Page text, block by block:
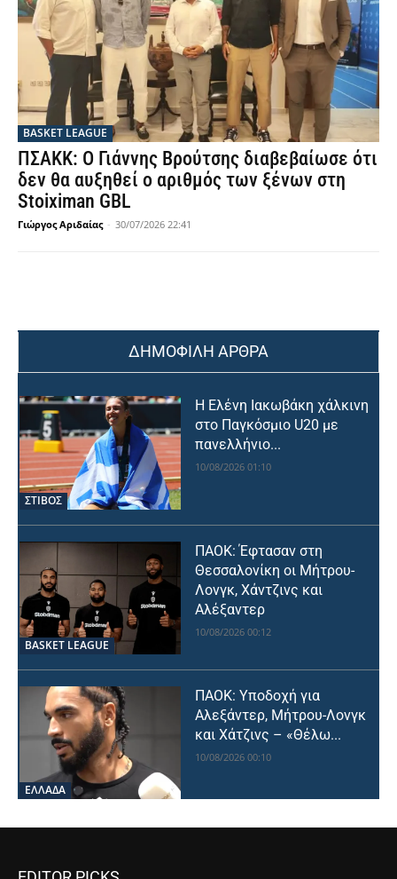
BASKET LEAGUE
ΠΣΑΚΚ: Ο Γιάννης Βρούτσης διαβεβαίωσε ότι
δεν θα αυξηθεί ο αριθμός των ξένων στη
Stoiximan GBL
Γιώργος Αριδαίας - 30/07/2026 22:41
ΔΗΜΟΦΙΛΗ ΑΡΘΡΑ
ΣΤΙΒΟΣ
Η Ελένη Ιακωβάκη χάλκινη
στο Παγκόσμιο U20 με
πανελλήνιο...
10/08/2026 01:10
BASKET LEAGUE
ΠΑΟΚ: Έφτασαν στη
Θεσσαλονίκη οι Μήτρου-
Λονγκ, Χάντζινς και
Αλέξαντερ
10/08/2026 00:12
ΕΛΛΑΔΑ
ΠΑΟΚ: Υποδοχή για
Αλεξάντερ, Μήτρου-Λονγκ
και Χάτζινς – «Θέλω...
10/08/2026 00:10